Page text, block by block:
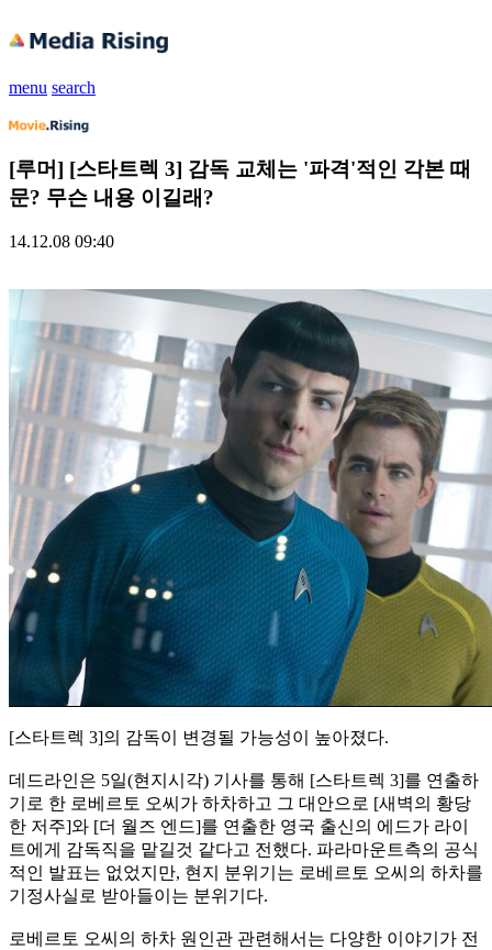
menu search
[루머] [스타트렉 3] 감독 교체는 '파격'적인 각본 때
문? 무슨 내용 이길래?
14.12.08 09:40
[스타트렉 3]의 감독이 변경될 가능성이 높아졌다.
데드라인은 5일(현지시각) 기사를 통해 [스타트렉 3]를 연출하
기로 한 로베르토 오씨가 하차하고 그 대안으로 [새벽의 황당
한 저주]와 [더 월즈 엔드]를 연출한 영국 출신의 에드가 라이
트에게 감독직을 맡길것 같다고 전했다. 파라마운트측의 공식
적인 발표는 없었지만, 현지 분위기는 로베르토 오씨의 하차를
기정사실로 받아들이는 분위기다.
로베르토 오씨의 하차 원인관 관련해서는 다양한 이야기가 전